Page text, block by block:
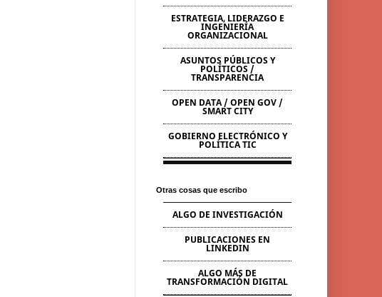
ESTRATEGIA, LIDERAZGO E
INGENIERÍA
ORGANIZACIONAL
ASUNTOS PÚBLICOS Y
POLÍTICOS /
TRANSPARENCIA
OPEN DATA / OPEN GOV /
SMART CITY
GOBIERNO ELECTRÓNICO Y
POLÍTICA TIC
Otras cosas que escribo
ALGO DE INVESTIGACIÓN
PUBLICACIONES EN
LINKEDIN
ALGO MÁS DE
TRANSFORMACIÓN DIGITAL